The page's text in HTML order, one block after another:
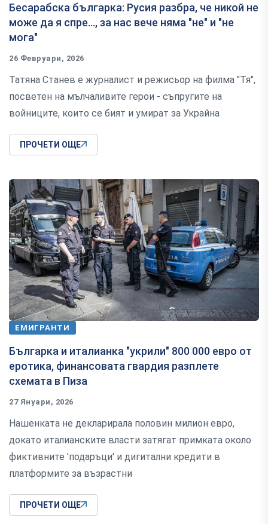
Бесарабска българка: Русия разбра, че никой не
може да я спре..., за нас вече няма "не" и "не
мога"
26 Февруари, 2026
Татяна Станев е журналист и режисьор на филма "Тя",
посветен на мълчаливите герои - съпругите на
войниците, които се бият и умират за Украйна
ПРОЧЕТИ ОЩЕ
ЕМИГРАНТИ
Българка и италианка "укрили" 800 000 евро от
еротика, финансовата гвардия разплете
схемата в Пиза
27 Януари, 2026
Нашенката не декларирала половин милион евро,
докато италианските власти затягат примката около
фиктивните 'подаръци' и дигитални кредити в
платформите за възрастни
ПРОЧЕТИ ОЩЕ